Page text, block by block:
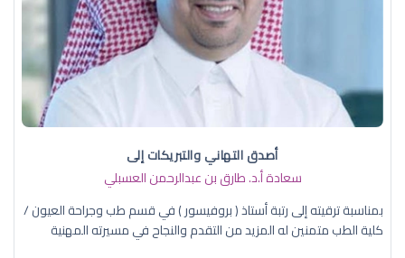
أصدق التهاني والتبريكات إلى
سعادة أ.د. ​طارق بن عبدالرحمن العسبلي
بمناسبة ترقيته إلى رتبة أستاذ ( بروفيسور ) في قسم طب وجراحة العيون /
كلية الطب متمنين له المزيد من التقدم والنجاح في مسيرته المهنية